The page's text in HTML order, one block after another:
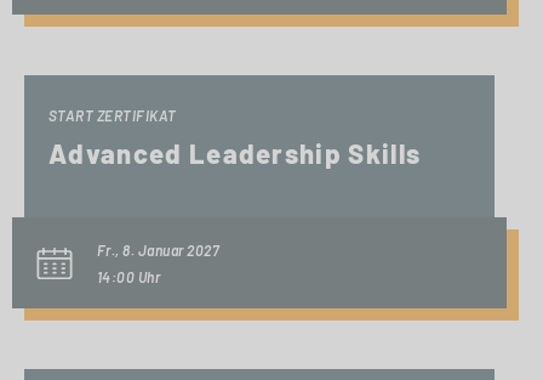
START ZERTIFIKAT
Advanced Leadership Skills
Fr., 8. Januar 2027
14:00 Uhr